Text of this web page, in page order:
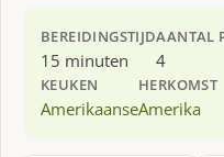
BEREIDINGSTIJD
15 minuten
AANTAL
4
KEUKEN
Amerikaanse
HERKOMST
Amerika